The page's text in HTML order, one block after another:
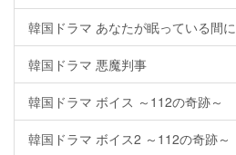
韓国ドラマ あなたが眠っている間に
韓国ドラマ 悪魔判事
韓国ドラマ ボイス ～112の奇跡～
韓国ドラマ ボイス2 ～112の奇跡～